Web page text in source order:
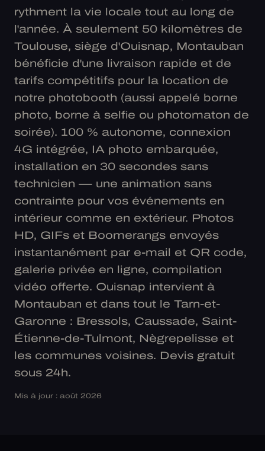
rythment la vie locale tout au long de
l'année. À seulement 50 kilomètres de
Toulouse, siège d'Ouisnap, Montauban
bénéficie d'une livraison rapide et de
tarifs compétitifs pour la location de
notre photobooth (aussi appelé borne
photo, borne à selfie ou photomaton de
soirée). 100 % autonome, connexion
4G intégrée, IA photo embarquée,
installation en 30 secondes sans
technicien — une animation sans
contrainte pour vos événements en
intérieur comme en extérieur. Photos
HD, GIFs et Boomerangs envoyés
instantanément par e-mail et QR code,
galerie privée en ligne, compilation
vidéo offerte. Ouisnap intervient à
Montauban et dans tout le Tarn-et-
Garonne : Bressols, Caussade, Saint-
Étienne-de-Tulmont, Nègrepelisse et
les communes voisines. Devis gratuit
sous 24h.
Mis à jour : août 2026